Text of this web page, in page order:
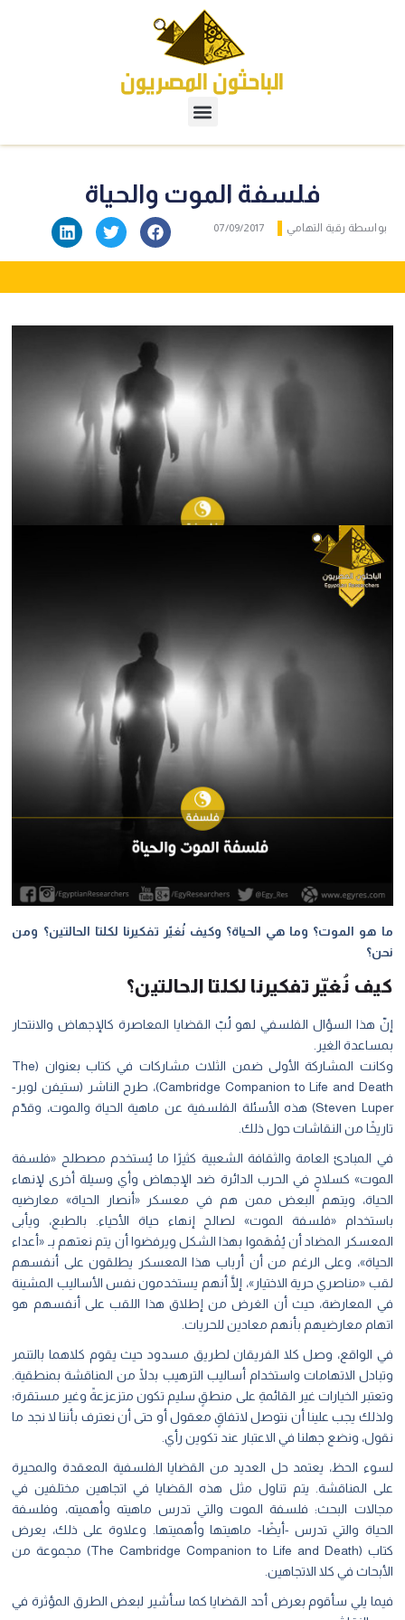
فلسفة الموت والحياة
بواسطة رقية التهامي 07/09/2017
ما هو الموت؟ وما هي الحياة؟ وكيف نُغيّر تفكيرنا لكلتا الحالتين؟ ومن
نحن؟
كيف نُغيّر تفكيرنا لكلتا الحالتين؟
إنّ هذا السؤال الفلسفي لهو لُبّ القضايا المعاصرة كالإجهاض والانتحار
بمساعدة الغير.
وكانت المشاركة الأولى ضمن الثلاث مشاركات في كتاب بعنوان (The
Cambridge Companion to Life and Death)، طرح الناشر (ستيفن لوبر-
Steven Luper) هذه الأسئلة الفلسفية عن ماهية الحياة والموت، وقدّم
تاريخًا من النقاشات حول ذلك.
في المبادئ العامة والثقافة الشعبية كثيرًا ما يُستخدم مصطلح «فلسفة
الموت» كسلاحٍ في الحرب الدائرة ضد الإجهاض وأي وسيلة أخرى لإنهاء
الحياة، ويتهم البعض ممن هم في معسكر «أنصار الحياة» معارضيه
باستخدام «فلسفة الموت» لصالح إنهاء حياة الأحياء. بالطبع، ويأبى
المعسكر المضاد أن يُفْهَموا بهذا الشكل ويرفضوا أن يتم نعتهم بـ «أعداء
الحياة»، وعلى الرغم من أن أرباب هذا المعسكر يطلقون على أنفسهم
لقب «مناصري حرية الاختيار»، إلَّا أنهم يستخدمون نفس الأساليب المشينة
في المعارضة، حيث أن الغرض من إطلاق هذا اللقب على أنفسهم هو
اتهام معارضيهم بأنهم معادين للحريات.
في الواقع، وصل كلا الفريقان لطريق مسدود حيث يقوم كلاهما بالتنمر
وتبادل الاتهامات واستخدام أساليب الترهيب بدلًا من المناقشة بمنطقية.
وتعتبر الخيارات غير القائمةِ على منطقٍ سليم تكون متزعزعةً وغير مستقرة؛
ولذلك يجب علينا أن نتوصل لاتفاقٍ معقول أو حتى أن نعترف بأننا لا نجد ما
نقول، ونضع جهلنا في الاعتبار عند تكوين رأي.
لسوء الحظ، يعتمد حل العديد من القضايا الفلسفية المعقدة والمحيرة
على المناقشة. يتم تناول مثل هذه القضايا في اتجاهين مختلفين في
مجالات البحث: فلسفة الموت والتي تدرس ماهيته وأهميته، وفلسفة
الحياة والتي تدرس -أيضًا- ماهيتها وأهميتها. وعلاوة على ذلك، يعرض
كتاب (The Cambridge Companion to Life and Death) مجموعة من
الأبحاث في كلا الاتجاهين.
فيما يلي سأقوم بعرض أحد القضايا كما سأشير لبعض الطرق المؤثرة في